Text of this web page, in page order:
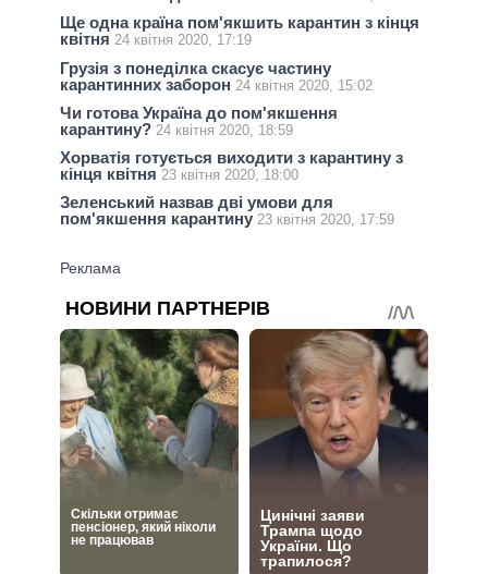
Ще одна країна пом'якшить карантин з кінця
квітня 24 квітня 2020, 17:19
Грузія з понеділка скасує частину
карантинних заборон 24 квітня 2020, 15:02
Чи готова Україна до пом'якшення
карантину? 24 квітня 2020, 18:59
Хорватія готується виходити з карантину з
кінця квітня 23 квітня 2020, 18:00
Зеленський назвав дві умови для
пом'якшення карантину 23 квітня 2020, 17:59